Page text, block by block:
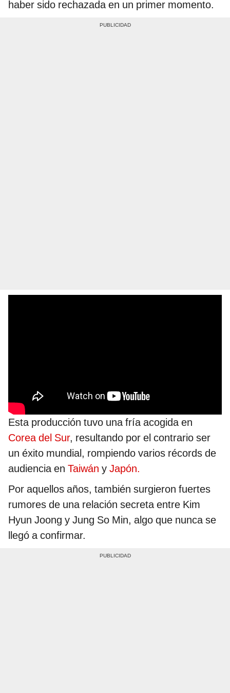
haber sido rechazada en un primer momento.
Esta producción tuvo una fría acogida en
Corea del Sur, resultando por el contrario ser
un éxito mundial, rompiendo varios récords de
audiencia en Taiwán y Japón.
Por aquellos años, también surgieron fuertes
rumores de una relación secreta entre Kim
Hyun Joong y Jung So Min, algo que nunca se
llegó a confirmar.